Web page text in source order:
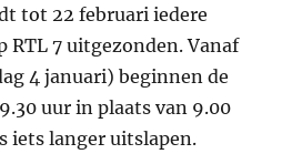
tot 22 februari iedere
RTL 7 uitgezonden. Vanaf
4 januari) beginnen de
uur in plaats van 9.00
iets langer uitslapen.